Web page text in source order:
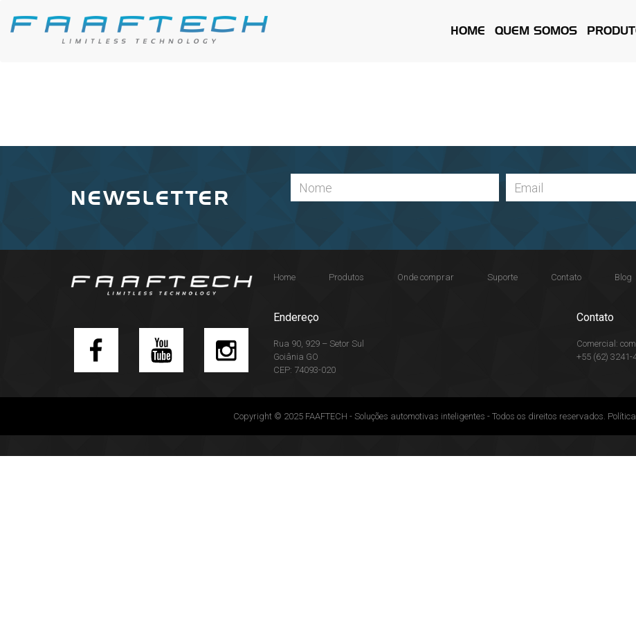
HOME QUEM SOMOS
NEWSLETTER
Home Produtos Onde comprar Suporte Contato Blog
Endereço
Rua 90, 929 – Setor Sul
Goiânia GO
CEP: 74093-020
Contato
Comercial:
+55 (62) 3241-
Copyright © 2025 FAAFTECH - Soluções automotivas inteligentes - Todos os direitos reservados.